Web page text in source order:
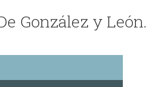
González y León.